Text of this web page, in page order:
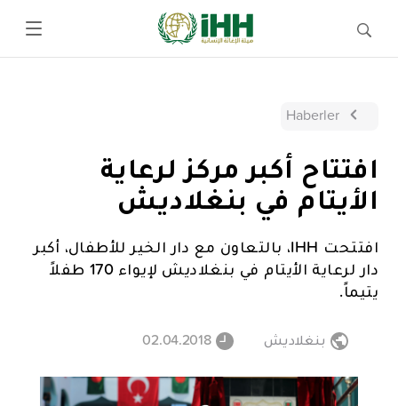
Haberler
افتتاح أكبر مركز لرعاية
الأيتام في بنغلاديش
افتتحت IHH، بالتعاون مع دار الخير للأطفال، أكبر
دار لرعاية الأيتام في بنغلاديش لإيواء 170 طفلاً
يتيماً.
بنغلاديش 02.04.2018